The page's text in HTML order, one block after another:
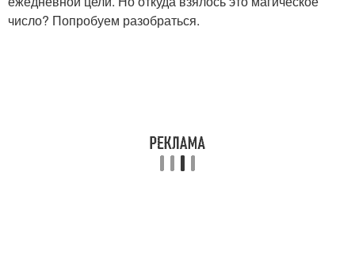
число? Попробуем разобраться.